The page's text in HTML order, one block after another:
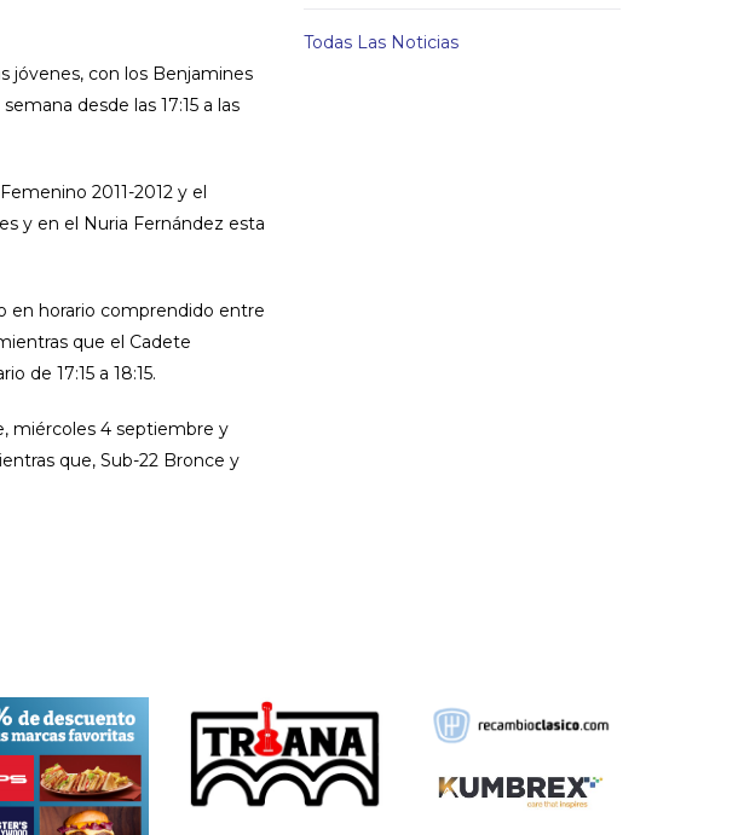
jóvenes, con los Benjamines
desde las 17:15 a las
2011-2012 y el
y en el Nuria Fernández esta
en horario comprendido entre
que el Cadete
de 17:15 a 18:15.
miércoles 4 septiembre y
que, Sub-22 Bronce y
Todas Las Noticias